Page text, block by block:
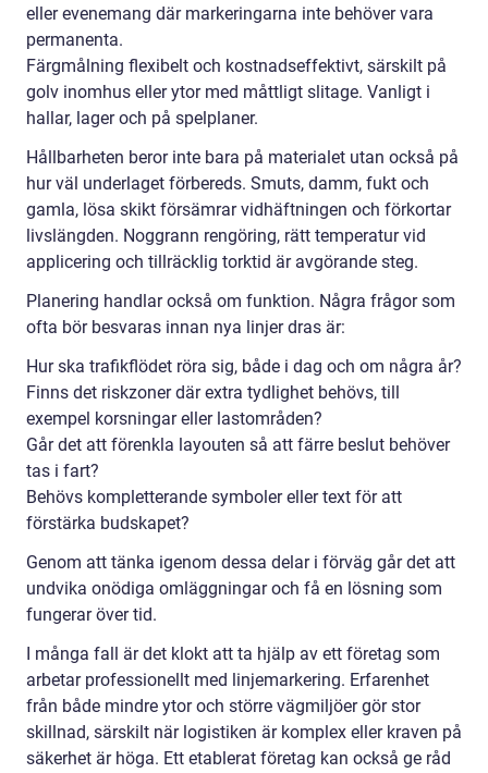
eller evenemang där markeringarna inte behöver vara
permanenta.
Färgmålning flexibelt och kostnadseffektivt, särskilt på
golv inomhus eller ytor med måttligt slitage. Vanligt i
hallar, lager och på spelplaner.
Hållbarheten beror inte bara på materialet utan också på
hur väl underlaget förbereds. Smuts, damm, fukt och
gamla, lösa skikt försämrar vidhäftningen och förkortar
livslängden. Noggrann rengöring, rätt temperatur vid
applicering och tillräcklig torktid är avgörande steg.
Planering handlar också om funktion. Några frågor som
ofta bör besvaras innan nya linjer dras är:
Hur ska trafikflödet röra sig, både i dag och om några år?
Finns det riskzoner där extra tydlighet behövs, till
exempel korsningar eller lastområden?
Går det att förenkla layouten så att färre beslut behöver
tas i fart?
Behövs kompletterande symboler eller text för att
förstärka budskapet?
Genom att tänka igenom dessa delar i förväg går det att
undvika onödiga omläggningar och få en lösning som
fungerar över tid.
I många fall är det klokt att ta hjälp av ett företag som
arbetar professionellt med linjemarkering. Erfarenhet
från både mindre ytor och större vägmiljöer gör stor
skillnad, särskilt när logistiken är komplex eller kraven på
säkerhet är höga. Ett etablerat företag kan också ge råd